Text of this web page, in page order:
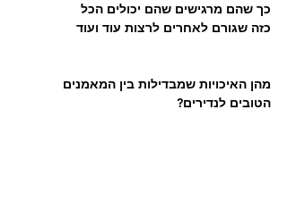
כך שהם מרגישים שהם יכולים הכל
כזה שגורם לאחרים לרצות עוד ועוד
מהן האיכויות שמבדילות בין המאמנים
הטובים לנדירים?